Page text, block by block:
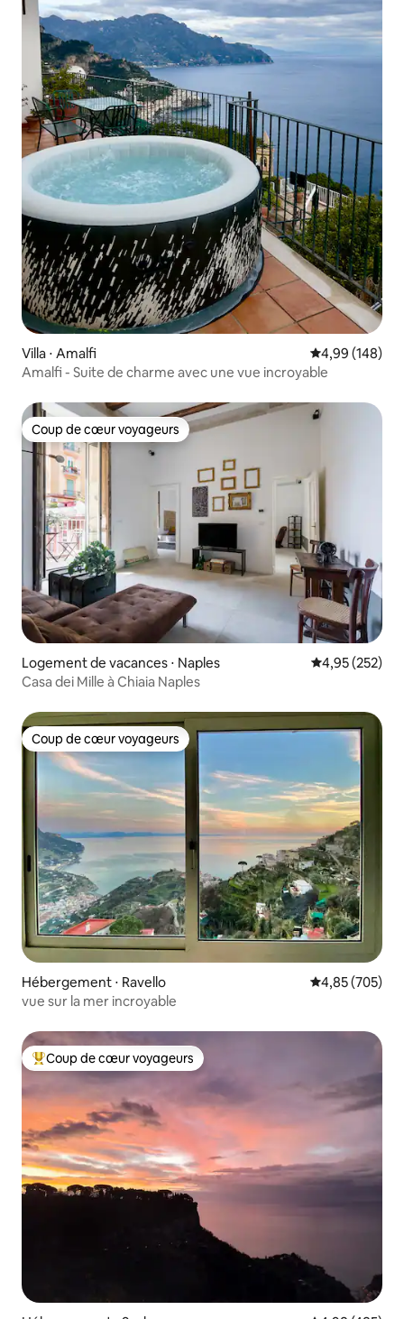
Villa ⋅ Amalfi Évaluation
4,99 (148)
Amalfi - Suite de charme avec une vue incroyable
Coup de cœur voyageurs
Coup de cœur voyageurs
Logement de vacances ⋅ Naples Évaluation
4,95 (252)
Casa dei Mille à Chiaia Naples
Coup de cœur voyageurs
Coup de cœur voyageurs
Hébergement ⋅ Ravello Évaluation
4,85 (705)
vue sur la mer incroyable
Coups de cœur voyageurs les plus appréciés
Coup de cœur voyageurs